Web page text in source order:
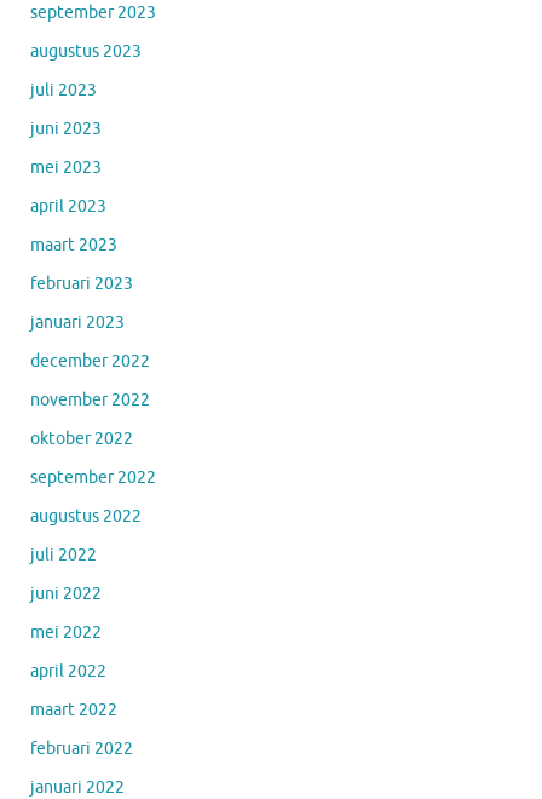
september 2023
augustus 2023
juli 2023
juni 2023
mei 2023
april 2023
maart 2023
februari 2023
januari 2023
december 2022
november 2022
oktober 2022
september 2022
augustus 2022
juli 2022
juni 2022
mei 2022
april 2022
maart 2022
februari 2022
januari 2022